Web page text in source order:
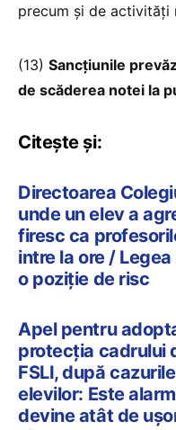
precum și de activități
(13) Sancțiunile
de scăderea notei la
Citește și:
Directoarea
unde un elev a
firesc ca
intre la ore /
o poziţie de risc
Apel pentru
protecţia cadrului
FSLI, după
elevilor: Este
devine atât de